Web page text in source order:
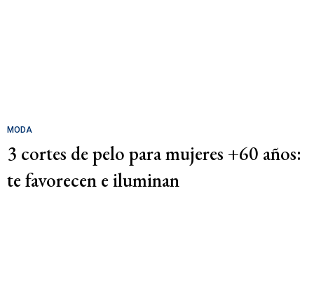
MODA
3 cortes de pelo para mujeres +60 años:
te favorecen e iluminan